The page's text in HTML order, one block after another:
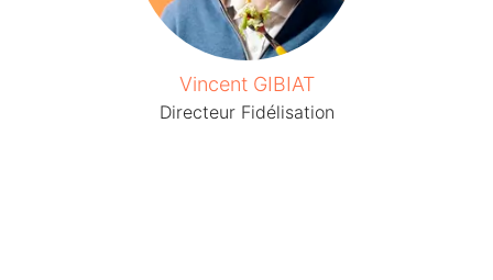
Vincent GIBIAT
Directeur Fidélisation